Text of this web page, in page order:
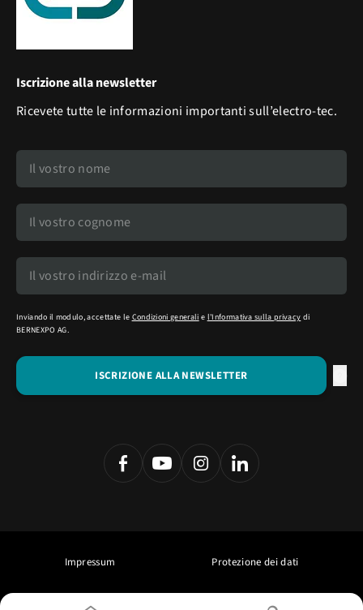
Iscrizione alla newsletter
Ricevete tutte le informazioni importanti sull’electro-tec.
Inviando il modulo, accettate le Condizioni generali e l'Informativa sulla privacy di
BERNEXPO AG.
Impressum Protezione dei dati